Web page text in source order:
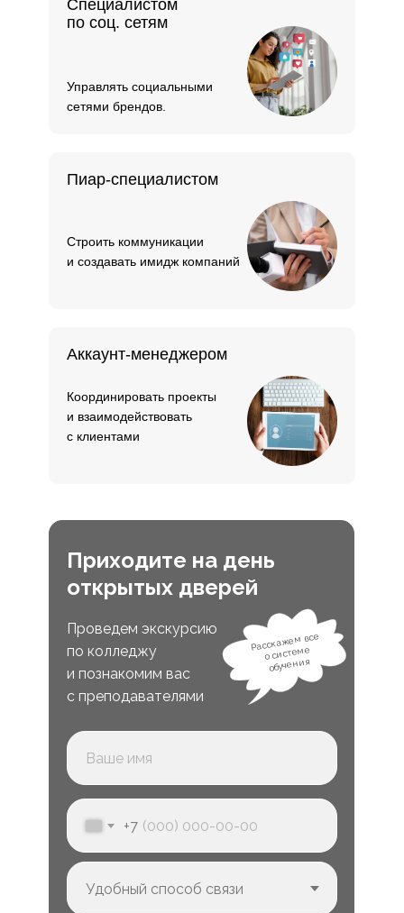
Специалистом
по соц. сетям
Управлять социальными
сетями брендов.
Координировать проекты
и взаимодействовать
с клиентами
Аккаунт-менеджером
Пиар-специалистом
Строить коммуникации
и создавать имидж компаний
Приходите на день
открытых дверей
Проведем экскурсию
по колледжу
и познакомим вас
с преподавателями
Расскажем все
о системе
обучения
+7